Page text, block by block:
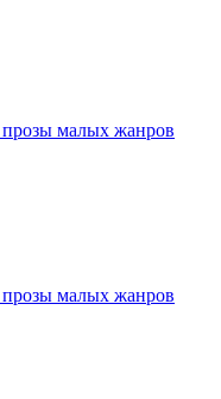
малых жанров
малых жанров